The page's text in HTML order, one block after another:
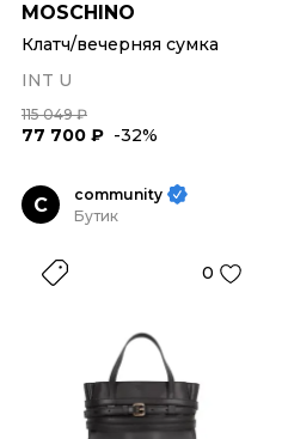
MOSCHINO
Клатч/вечерняя сумка
INT U
115 049 ₽
77 700 ₽ -32%
C
community
Бутик
0